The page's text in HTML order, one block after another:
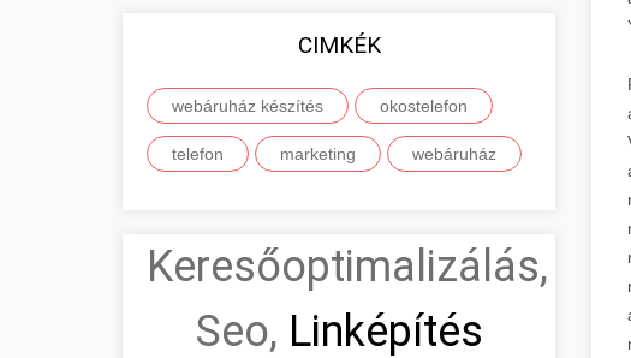
CIMKÉK
webáruház készítés okostelefon
telefon marketing webáruház
Keresőoptimalizálás,
Seo, Linképítés